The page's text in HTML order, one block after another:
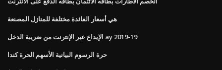
هي أسعار الفائدة مختلفة للمنازل المصنعة
الإيداع عبر الإنترنت من ضريبة الدخل ay 2019-19
حرة الرسوم البيانية الأسهم الحرة كندا